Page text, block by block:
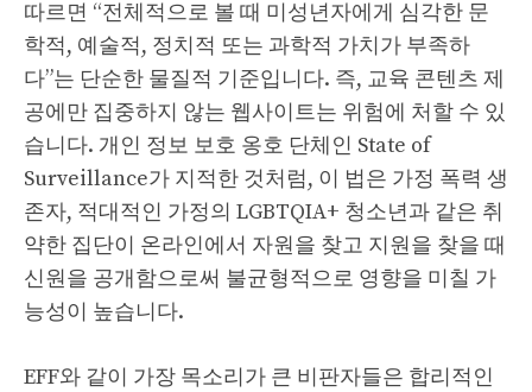
따르면 “전체적으로 볼 때 미성년자에게 심각한 문
학적, 예술적, 정치적 또는 과학적 가치가 부족하
다”는 단순한 물질적 기준입니다. 즉, 교육 콘텐츠 제
공에만 집중하지 않는 웹사이트는 위험에 처할 수 있
습니다. 개인 정보 보호 옹호 단체인 State of
Surveillance가 지적한 것처럼, 이 법은 가정 폭력 생
존자, 적대적인 가정의 LGBTQIA+ 청소년과 같은 취
약한 집단이 온라인에서 자원을 찾고 지원을 찾을 때
신원을 공개함으로써 불균형적으로 영향을 미칠 가
능성이 높습니다.
EFF와 같이 가장 목소리가 큰 비판자들은 합리적인